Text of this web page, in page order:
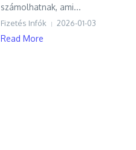
számolhatnak, ami...
Fizetés Infók 2026-01-03
Read More